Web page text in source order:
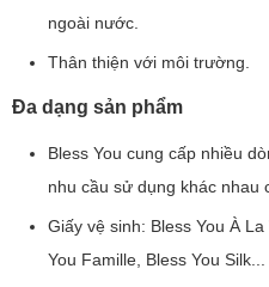
ngoài nước.
Thân thiện với môi trường.
Đa dạng sản phẩm
Bless You cung cấp nhiều
nhu cầu sử dụng khác nhau
Giấy vệ sinh: Bless You À
You Famille, Bless You Silk...